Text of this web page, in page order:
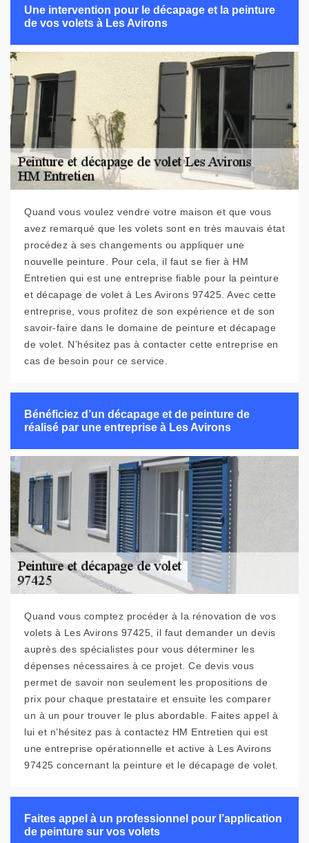
Une intervention pour le décapage et la peinture
de vos volets à Les Avirons
Quand vous voulez vendre votre maison et que vous
avez remarqué que les volets sont en très mauvais état
procédez à ses changements ou appliquer une
nouvelle peinture. Pour cela, il faut se fier à HM
Entretien qui est une entreprise fiable pour la peinture
et décapage de volet à Les Avirons 97425. Avec cette
entreprise, vous profitez de son expérience et de son
savoir-faire dans le domaine de peinture et décapage
de volet. N’hésitez pas à contacter cette entreprise en
cas de besoin pour ce service.
Bénéficiez d’un décapage et de peinture de
réalisé par une entreprise à Les Avirons
Quand vous comptez procéder à la rénovation de vos
volets à Les Avirons 97425, il faut demander un devis
auprès des spécialistes pour vous déterminer les
dépenses nécessaires à ce projet. Ce devis vous
permet de savoir non seulement les propositions de
prix pour chaque prestataire et ensuite les comparer
un à un pour trouver le plus abordable. Faites appel à
lui et n’hésitez pas à contactez HM Entretien qui est
une entreprise opérationnelle et active à Les Avirons
97425 concernant la peinture et le décapage de volet.
Faites appel à un professionnel pour l’application
de peinture sur vos volets